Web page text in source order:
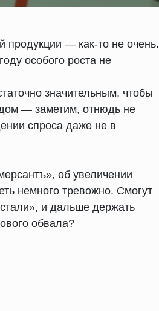
продукции — как-то не очень.
особого роста не
значительным, чтобы
— заметим, отнюдь не
спроса даже не в
об увеличении
немного тревожно. Смогут
и дальше держать
обвала?